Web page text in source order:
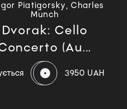
Piatigorsky, Charles
Munch
Dvorak: Cello
(Au...
3950 UAH